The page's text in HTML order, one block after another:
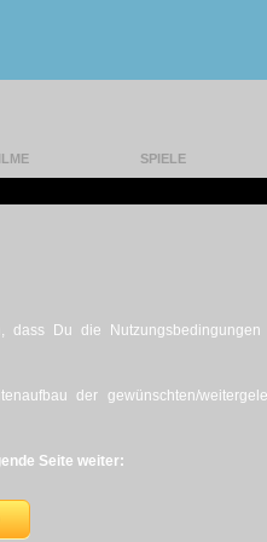
SPIELE
Du die
der gewünschten/
Seite weiter: